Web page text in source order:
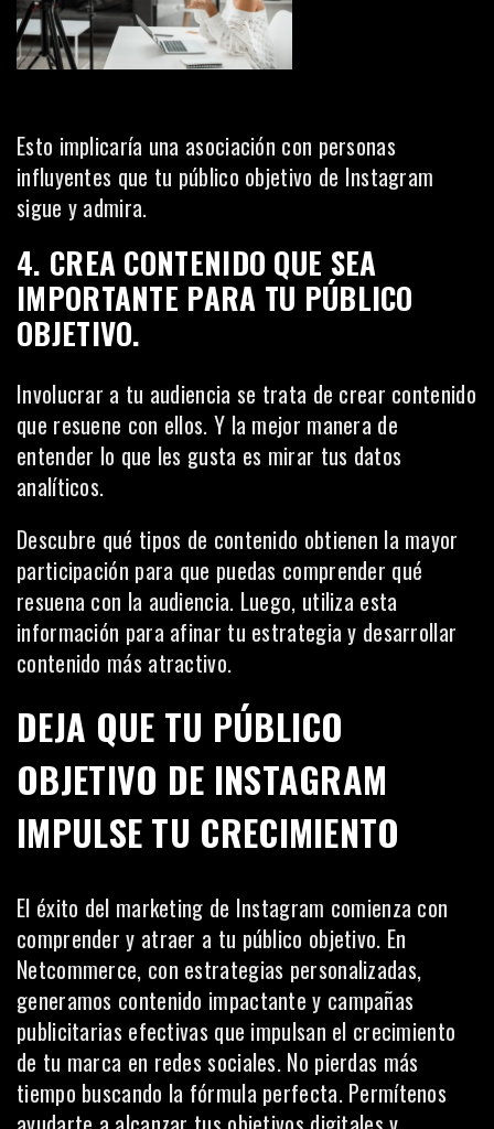
Esto implicaría una asociación con personas
influyentes que tu público objetivo de Instagram
sigue y admira.
4. CREA CONTENIDO QUE SEA
IMPORTANTE PARA TU PÚBLICO
OBJETIVO.
Involucrar a tu audiencia se trata de crear contenido
que resuene con ellos. Y la mejor manera de
entender lo que les gusta es mirar tus datos
analíticos.
Descubre qué tipos de contenido obtienen la mayor
participación para que puedas comprender qué
resuena con la audiencia. Luego, utiliza esta
información para afinar tu estrategia y desarrollar
contenido más atractivo.
DEJA QUE TU PÚBLICO
OBJETIVO DE INSTAGRAM
IMPULSE TU CRECIMIENTO
El éxito del marketing de Instagram comienza con
comprender y atraer a tu público objetivo. En
Netcommerce, con estrategias personalizadas,
generamos contenido impactante y campañas
publicitarias efectivas que impulsan el crecimiento
de tu marca en redes sociales. No pierdas más
tiempo buscando la fórmula perfecta. Permítenos